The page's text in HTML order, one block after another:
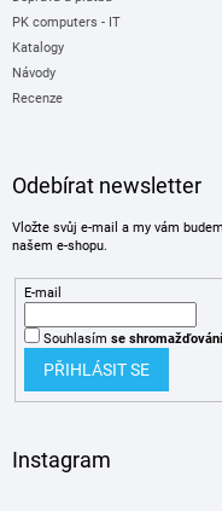
PK computers - IT
Katalogy
Návody
Recenze
Odebírat newsletter
Vložte svůj e-mail a my vám
našem e-shopu.
E-mail
Souhlasím se
PŘIHLÁSIT SE
Instagram